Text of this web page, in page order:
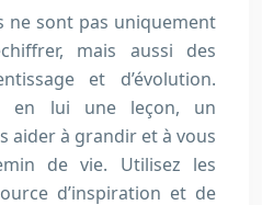
ne sont pas uniquement
mais aussi des
et d’évolution.
en lui une leçon, un
aider à grandir et à vous
de vie. Utilisez les
d’inspiration et de